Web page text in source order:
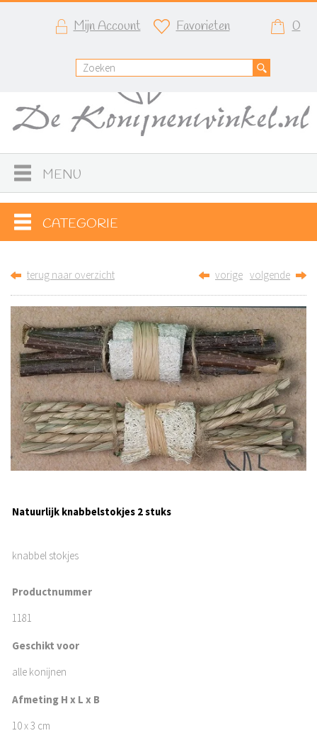
Mijn Account Favorieten 0
MENU
CATEGORIE
terug naar overzicht vorige volgende
Natuurlijk knabbelstokjes 2 stuks
knabbel stokjes
Productnummer
1181
Geschikt voor
alle konijnen
Afmeting H x L x B
10 x 3 cm